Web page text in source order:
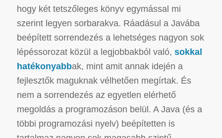
hogy két tetszőleges könyv egymással mi
szerint legyen sorbarakva. Ráadásul a Javába
beépített sorrendezés a lehetséges nagyon sok
lépéssorozat közül a legjobbakból való, sokkal
hatékonyabbak, mint amit annak idején a
fejlesztők maguknak vélhetően megírtak. És
nem a sorrendezés az egyetlen elérhető
megoldás a programozáson belül. A Java (és a
többi programozási nyelv) beépítetten is